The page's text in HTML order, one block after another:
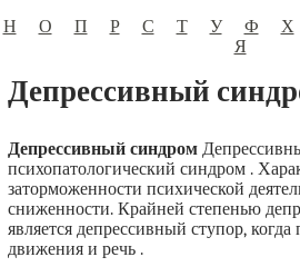
Н
О П Р С Т У Ф Х
Я
Депрессивный
Депрессивный синдром
психопатологический синдром .
заторможенности психической
сниженности. Крайней степенью
является депрессивный ступор,
движения и речь .